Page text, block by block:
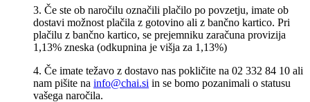
3. Če ste ob naročilu označili plačilo po povzetju, imate ob
dostavi možnost plačila z gotovino ali z bančno kartico. Pri
plačilu z bančno kartico, se prejemniku zaračuna provizija
1,13% zneska (odkupnina je višja za 1,13%)
4. Če imate težavo z dostavo nas pokličite na 02 332 84 10 ali
nam pišite na info@chai.si in se bomo pozanimali o statusu
vašega naročila.